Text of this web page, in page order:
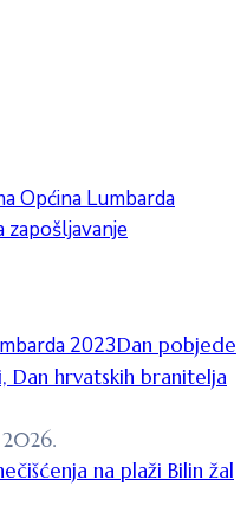
Dan pobjede
Dan hrvatskih branitelja
na plaži Bilin žal